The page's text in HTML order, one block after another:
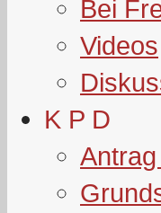
Bei
Videos
K P D